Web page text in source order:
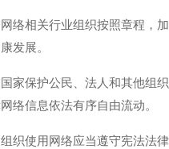
络相关行业组织按照章程，
发展。
家保护公民、法人和其他组
络信息依法有序自由流动。
织使用网络应当遵守宪法法